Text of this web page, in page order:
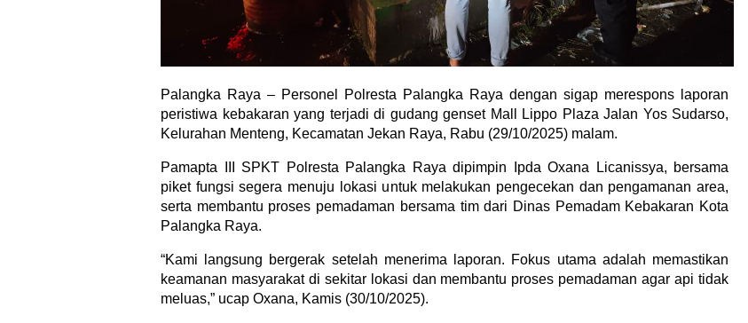
Palangka Raya – Personel Polresta Palangka Raya dengan sigap merespons laporan
peristiwa kebakaran yang terjadi di gudang genset Mall Lippo Plaza Jalan Yos Sudarso,
Kelurahan Menteng, Kecamatan Jekan Raya, Rabu (29/10/2025) malam.
Pamapta III SPKT Polresta Palangka Raya dipimpin Ipda Oxana Licanissya, bersama
piket fungsi segera menuju lokasi untuk melakukan pengecekan dan pengamanan area,
serta membantu proses pemadaman bersama tim dari Dinas Pemadam Kebakaran Kota
Palangka Raya.
“Kami langsung bergerak setelah menerima laporan. Fokus utama adalah memastikan
keamanan masyarakat di sekitar lokasi dan membantu proses pemadaman agar api tidak
meluas,” ucap Oxana, Kamis (30/10/2025).